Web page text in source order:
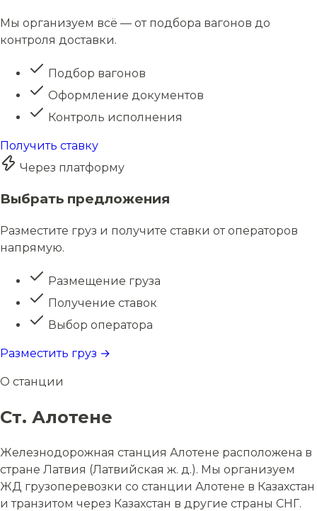
Мы организуем всё — от подбора вагонов до
контроля доставки.
Подбор вагонов
Оформление документов
Контроль исполнения
Получить ставку
Через платформу
Выбрать предложения
Разместите груз и получите ставки от операторов
напрямую.
Размещение груза
Получение ставок
Выбор оператора
Разместить груз →
О станции
Ст. Алотене
Железнодорожная станция Алотене расположена в
стране Латвия (Латвийская ж. д.). Мы организуем
ЖД грузоперевозки со станции Алотене в Казахстан
и транзитом через Казахстан в другие страны СНГ.